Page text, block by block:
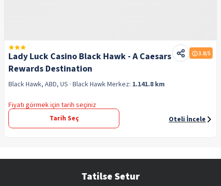
Lady Luck Casino Black Hawk - A Caesars
Rewards Destination
3.8/5
Black Hawk, ABD, US · Black HawkMerkez: 1.141.8 km
Fiyatı görmek için tarih seçiniz
Tarih Seç
Oteli İncele
Tatilse Setur